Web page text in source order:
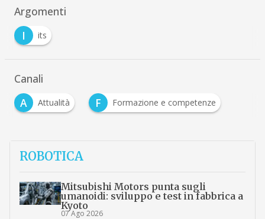
Argomenti
I
its
Canali
A
Attualità F Formazione e competenze
ROBOTICA
Mitsubishi Motors punta sugli
umanoidi: sviluppo e test in fabbrica a
Kyoto
07 Ago 2026